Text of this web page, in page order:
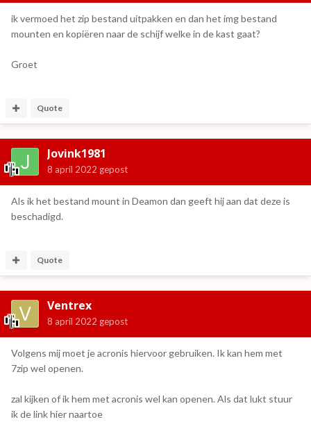
ik vermoed het zip bestand uitpakken en dan het img bestand
mounten en kopiëren naar de schijf welke in de kast gaat?
Groet
Quote
Jovink1981
8 april 2022 gepost
Als ik het bestand mount in Deamon dan geeft hij aan dat deze is
beschadigd.
Quote
Ventrex
8 april 2022 gepost
Volgens mij moet je acronis hiervoor gebruiken. Ik kan hem met
7zip wel openen.
zal kijken of ik hem met acronis wel kan openen. Als dat lukt stuur
ik de link hier naartoe